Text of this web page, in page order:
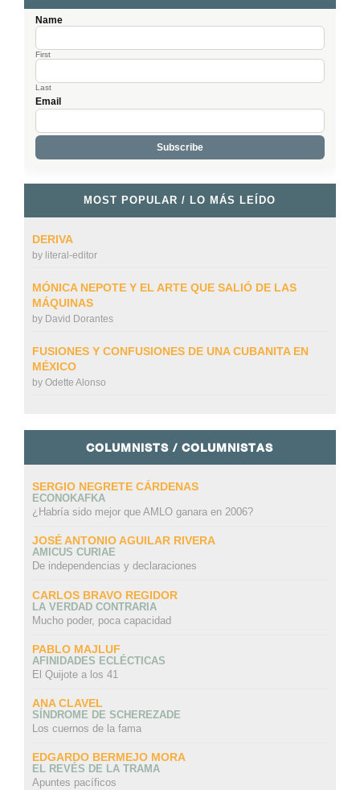
Name
First
Last
Email
MOST POPULAR / LO MÁS LEÍDO
DERIVA
by literal-editor
MÓNICA NEPOTE Y EL ARTE QUE SALIÓ DE LAS
MÁQUINAS
by David Dorantes
FUSIONES Y CONFUSIONES DE UNA CUBANITA EN
MÉXICO
by Odette Alonso
COLUMNISTS / COLUMNISTAS
SERGIO NEGRETE CÁRDENAS
ECONOKAFKA
¿Habría sido mejor que AMLO ganara en 2006?
JOSÉ ANTONIO AGUILAR RIVERA
AMICUS CURIAE
De independencias y declaraciones
CARLOS BRAVO REGIDOR
LA VERDAD CONTRARIA
Mucho poder, poca capacidad
PABLO MAJLUF
AFINIDADES ECLÉCTICAS
El Quijote a los 41
ANA CLAVEL
SÍNDROME DE SCHEREZADE
Los cuernos de la fama
EDGARDO BERMEJO MORA
EL REVÉS DE LA TRAMA
Apuntes pacíficos